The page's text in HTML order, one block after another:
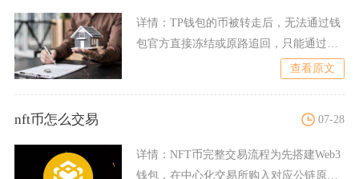
详情： TP钱包的币被转走后，无法通过钱
包官方直接冻结或原路追回，只能通过紧
查看原文
nft币怎么交易 07-28
详情： NFT币完整交易流程为先搭建Web3
钱包，在中心化交易所购入对应公链原生